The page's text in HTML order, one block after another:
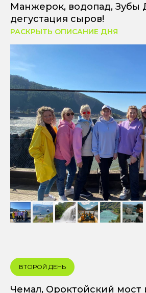
Манжерок, водопад, Зубы
дегустация сыров!
РАСКРЫТЬ ОПИСАНИЕ ДНЯ
ВТОРОЙ ДЕНЬ
Чемал, Ороктойский мост